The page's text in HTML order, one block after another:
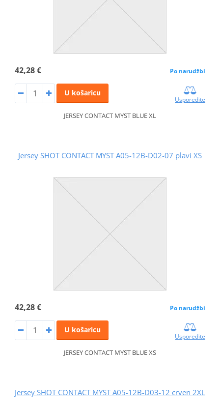
42,28 € Po narudžbi
U košaricu
Usporedite
JERSEY CONTACT MYST BLUE XL
Jersey SHOT CONTACT MYST A05-12B-D02-07 plavi XS
42,28 € Po narudžbi
U košaricu
Usporedite
JERSEY CONTACT MYST BLUE XS
Jersey SHOT CONTACT MYST A05-12B-D03-12 crven 2XL